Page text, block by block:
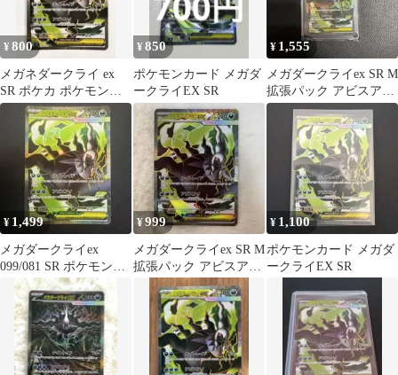
¥800
メガネダークライ ex
SR ポケカ ポケモンカ
ード
¥850
ポケモンカード メガダ
ークライEX SR
¥ 1,555
メガダークライex SR M
拡張パック アビスアイ
キラ 099/081
¥ 1,499
メガダークライex
099/081 SR ポケモンカ
ード
¥999
メガダークライex SR M
拡張パック アビスアイ
キラ 099/081
¥ 1,100
ポケモンカード メガダ
ークライEX SR